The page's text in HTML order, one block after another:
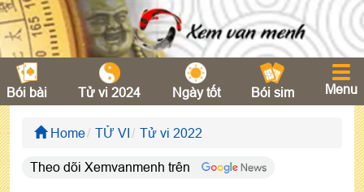
Bói bài Tử vi 2024 Ngày tốt Bói sim Menu
Home TỬ VI Tử vi 2022
Theo dõi Xemvanmenh trên